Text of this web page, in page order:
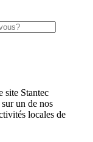
site Stantec
un de nos
locales de